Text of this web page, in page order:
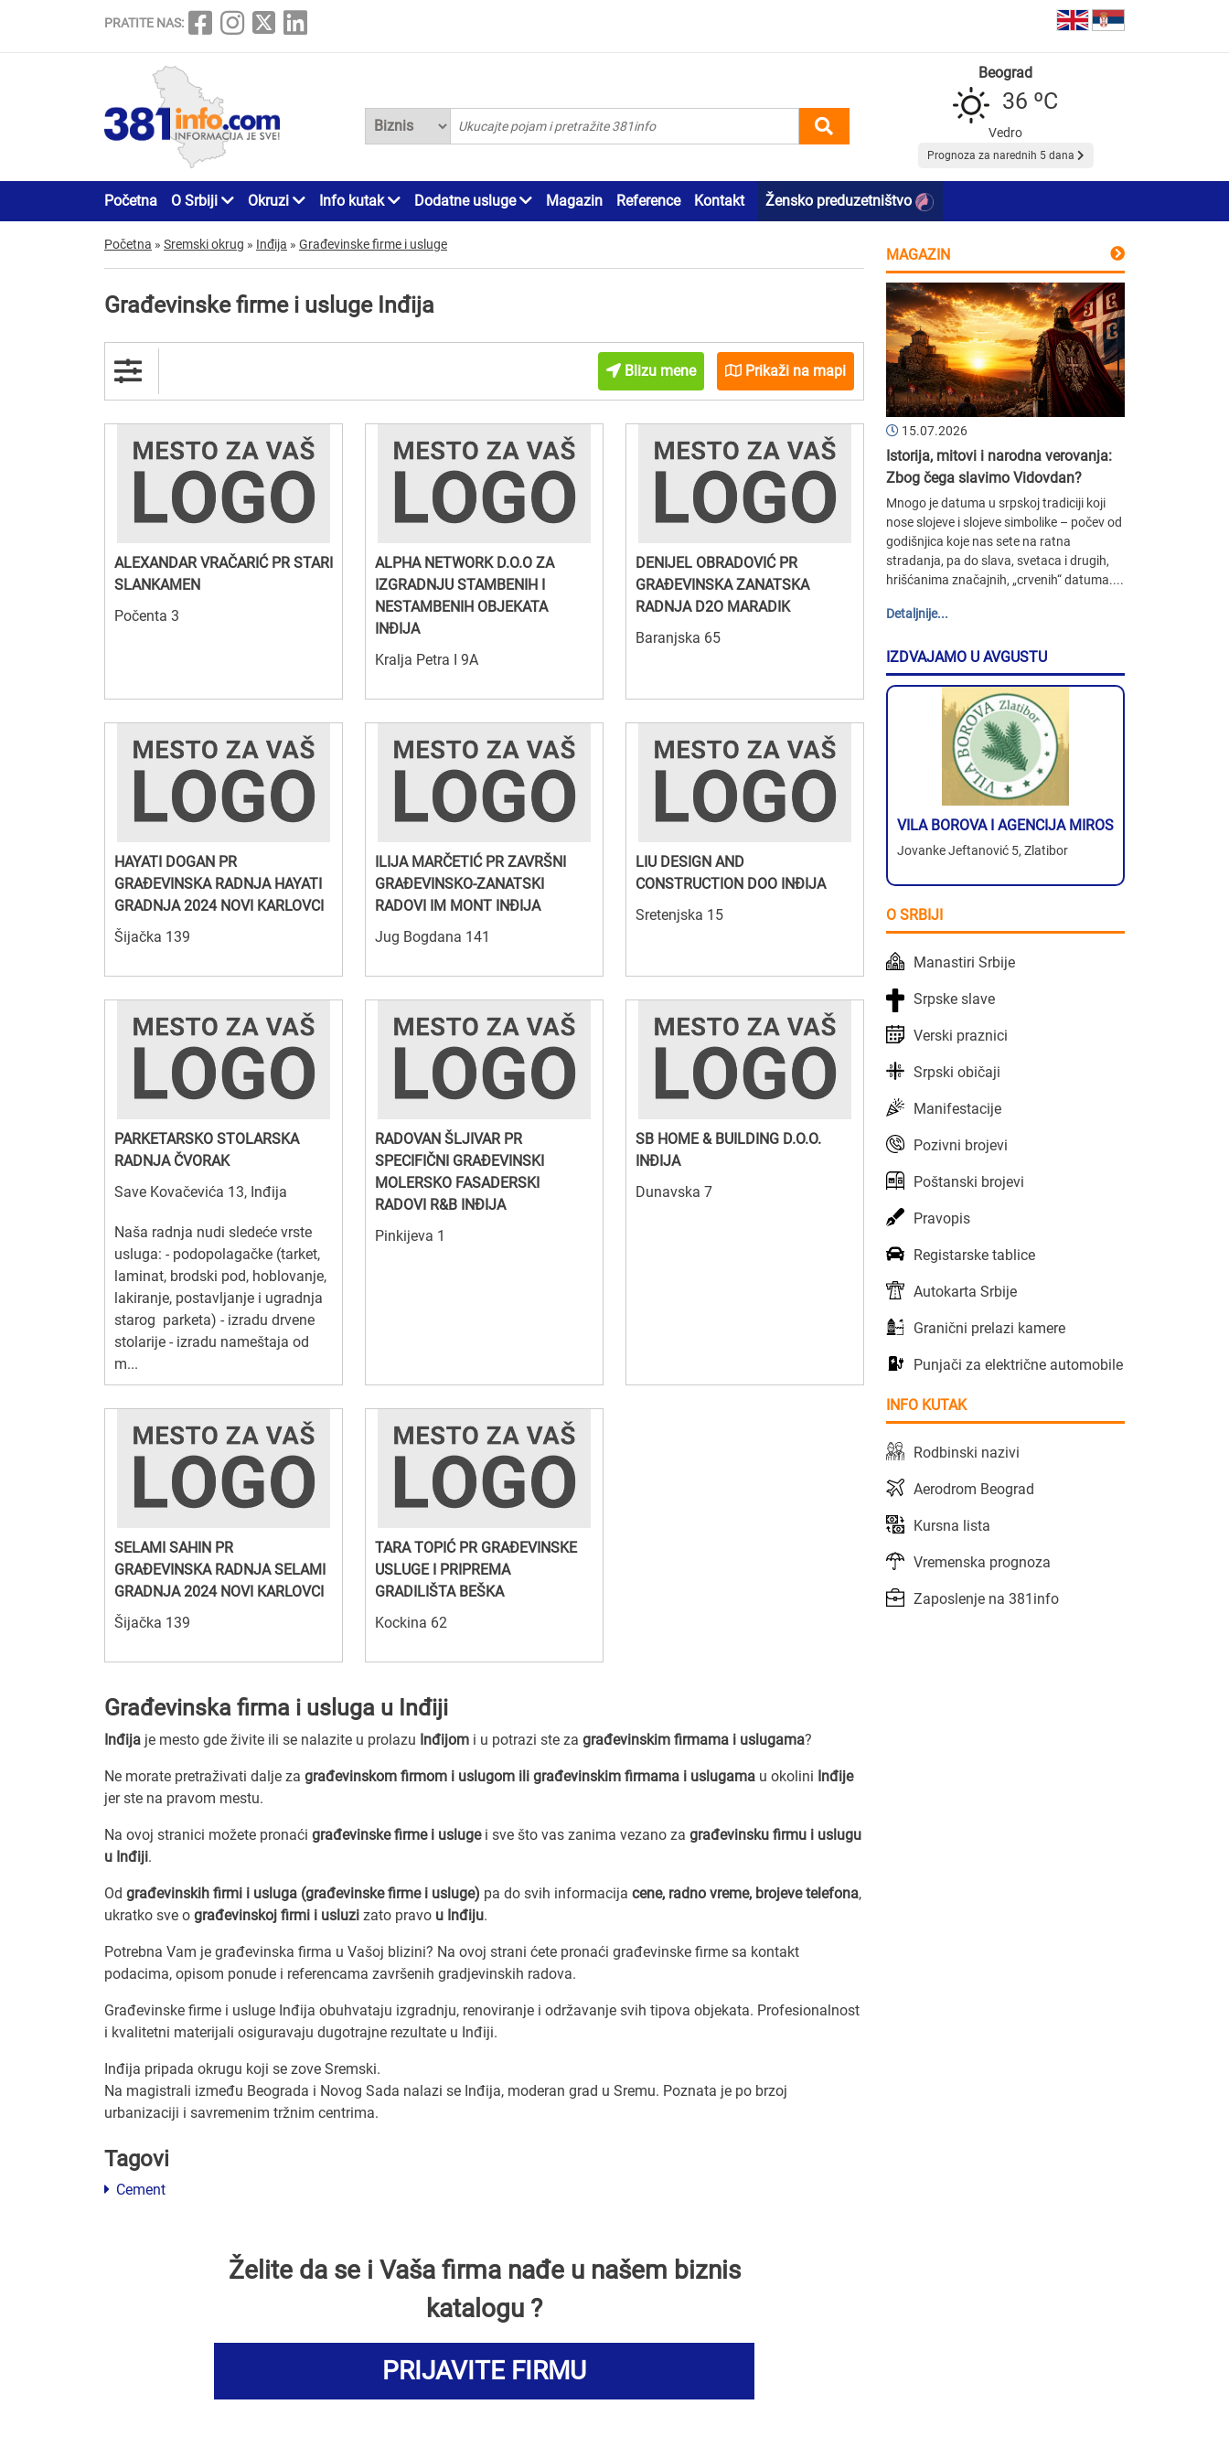
PRATITE NAS:
Beograd
36 ºC
Vedro
Prognoza za narednih 5 dana
Početna O Srbiji Okruzi Info kutak Dodatne usluge Magazin Reference Kontakt Žensko preduzetništvo
Početna » Sremski okrug » Inđija » Građevinske firme i usluge
Građevinske firme i usluge Inđija
Blizu mene Prikaži na mapi
ALEXANDAR VRAČARIĆ PR STARI
SLANKAMEN
Počenta 3
ALPHA NETWORK D.O.O ZA
IZGRADNJU STAMBENIH I
NESTAMBENIH OBJEKATA
INĐIJA
Kralja Petra I 9A
DENIJEL OBRADOVIĆ PR
GRAĐEVINSKA ZANATSKA
RADNJA D2O MARADIK
Baranjska 65
HAYATI DOGAN PR
GRAĐEVINSKA RADNJA HAYATI
GRADNJA 2024 NOVI KARLOVCI
Šijačka 139
ILIJA MARČETIĆ PR ZAVRŠNI
GRAĐEVINSKO-ZANATSKI
RADOVI IM MONT INĐIJA
Jug Bogdana 141
LIU DESIGN AND
CONSTRUCTION DOO INĐIJA
Sretenjska 15
PARKETARSKO STOLARSKA
RADNJA ČVORAK
Save Kovačevića 13, Inđija
Naša radnja nudi sledeće vrste
usluga: - podopolagačke (tarket,
laminat, brodski pod, hoblovanje,
lakiranje, postavljanje i ugradnja
starog parketa) - izradu drvene
stolarije - izradu nameštaja od
m...
RADOVAN ŠLJIVAR PR
SPECIFIČNI GRAĐEVINSKI
MOLERSKO FASADERSKI
RADOVI R&B INĐIJA
Pinkijeva 1
SB HOME & BUILDING D.O.O.
INĐIJA
Dunavska 7
SELAMI SAHIN PR
GRAĐEVINSKA RADNJA SELAMI
GRADNJA 2024 NOVI KARLOVCI
Šijačka 139
TARA TOPIĆ PR GRAĐEVINSKE
USLUGE I PRIPREMA
GRADILIŠTA BEŠKA
Kockina 62
Građevinska firma i usluga u Inđiji
Inđija je mesto gde živite ili se nalazite u prolazu Inđijom i u potrazi ste za građevinskim firmama i uslugama?
Ne morate pretraživati dalje za građevinskom firmom i uslugom ili građevinskim firmama i uslugama u okolini Inđije
jer ste na pravom mestu.
Na ovoj stranici možete pronaći građevinske firme i uslugei sve što vas zanima vezano za građevinsku firmu i uslugu
u Inđiji.
Od građevinskih firmi i usluga (građevinske firme i usluge) pa do svih informacija cene, radno vreme, brojeve telefona,
ukratko sve o građevinskoj firmi i usluzi zato pravo u Inđiju.
Potrebna Vam je građevinska firma u Vašoj blizini? Na ovoj strani ćete pronaći građevinske firme sa kontakt
podacima, opisom ponude i referencama završenih gradjevinskih radova.
Građevinske firme i usluge Inđija obuhvataju izgradnju, renoviranje i održavanje svih tipova objekata. Profesionalnost
i kvalitetni materijali osiguravaju dugotrajne rezultate u Inđiji.
Inđija pripada okrugu koji se zove Sremski.
Na magistrali između Beograda i Novog Sada nalazi se Inđija, moderan grad u Sremu. Poznata je po brzoj
urbanizaciji i savremenim tržnim centrima.
Tagovi
Cement
Želite da se i Vaša firma nađe u našem biznis
katalogu ?
PRIJAVITE FIRMU
MAGAZIN
15.07.2026
Istorija, mitovi i narodna verovanja:
Zbog čega slavimo Vidovdan?
Mnogo je datuma u srpskoj tradiciji koji
nose slojeve i slojeve simbolike – počev od
godišnjica koje nas sete na ratna
stradanja, pa do slava, svetaca i drugih,
hrišćanima značajnih, „crvenih“ datuma....
Detaljnije...
IZDVAJAMO U AVGUSTU
VILA BOROVA I AGENCIJA MIROS
Jovanke Jeftanović 5, Zlatibor
O SRBIJI
Manastiri Srbije
Srpske slave
Verski praznici
Srpski običaji
Manifestacije
Pozivni brojevi
Poštanski brojevi
Pravopis
Registarske tablice
Autokarta Srbije
Granični prelazi kamere
Punjači za električne automobile
INFO KUTAK
Rodbinski nazivi
Aerodrom Beograd
Kursna lista
Vremenska prognoza
Zaposlenje na 381info